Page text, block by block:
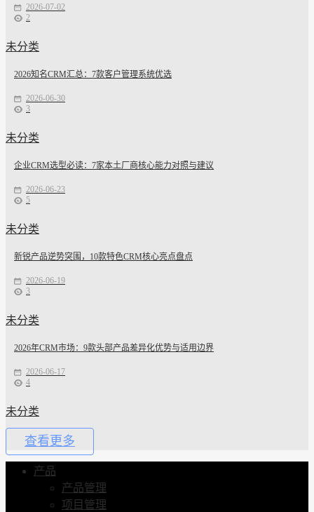
2026-07-02
2
未分类
2026知名CRM汇总：7款客户管理系统优选
2026-06-30
3
未分类
企业CRM选型必读：7家本土厂商核心能力对照与建议
2026-06-23
5
未分类
新锐产品逆势突围，10款特色CRM核心亮点盘点
2026-06-19
3
未分类
2026年CRM市场：9款头部产品差异化优势与适用边界
2026-06-17
4
未分类
查看更多
产品
产品管理
项目管理